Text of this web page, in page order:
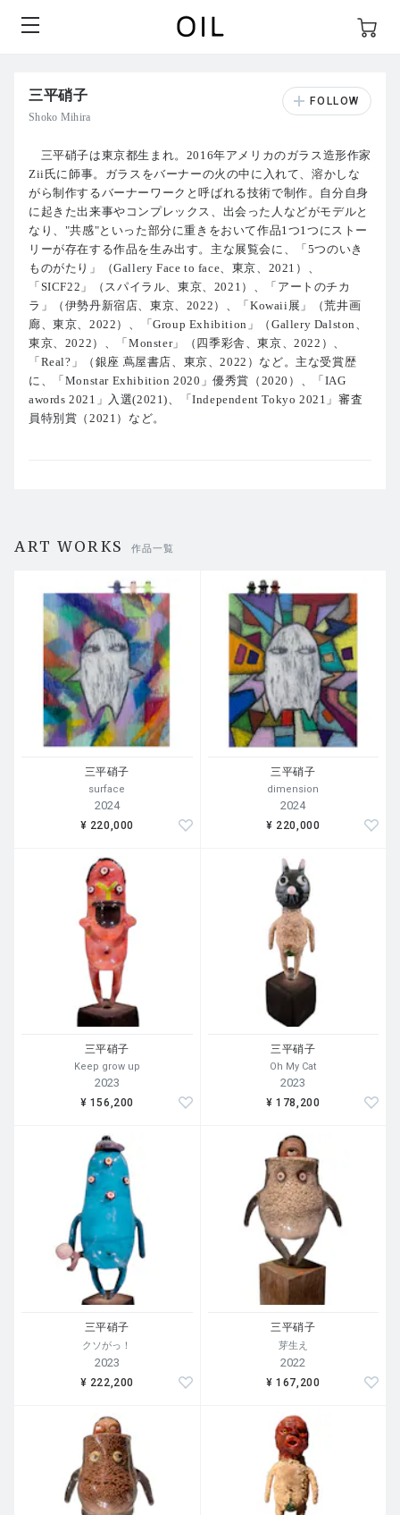
三平硝子
Shoko Mihira
三平硝子は東京都生まれ。2016年アメリカのガラス造形作家
Zii氏に師事。ガラスをバーナーの火の中に入れて、溶かしな
がら制作するバーナーワークと呼ばれる技術で制作。自分自身
に起きた出来事やコンプレックス、出会った人などがモデルと
なり、"共感"といった部分に重きをおいて作品1つ1つにストー
リーが存在する作品を生み出す。主な展覧会に、「5つのいき
ものがたり」（Gallery Face to face、東京、2021）、
「SICF22」（スパイラル、東京、2021）、「アートのチカ
ラ」（伊勢丹新宿店、東京、2022）、「Kowaii展」（荒井画
廊、東京、2022）、「Group Exhibition」（Gallery Dalston、
東京、2022）、「Monster」（四季彩舎、東京、2022）、
「Real?」（銀座 蔦屋書店、東京、2022）など。主な受賞歴
に、「Monstar Exhibition 2020」優秀賞（2020）、「IAG
awords 2021」入選(2021)、「Independent Tokyo 2021」審査
員特別賞（2021）など。
ART WORKS 作品一覧
三平硝子
surface
2024
¥ 220,000
三平硝子
dimension
2024
¥ 220,000
三平硝子
Keep grow up
2023
¥ 156,200
三平硝子
Oh My Cat
2023
¥ 178,200
三平硝子
クソがっ！
2023
¥ 222,200
三平硝子
芽生え
2022
¥ 167,200